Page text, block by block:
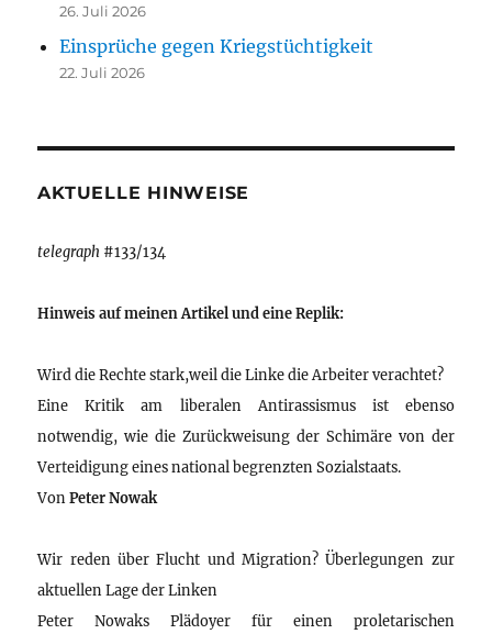
26. Juli 2026
Einsprüche gegen Kriegstüchtigkeit
22. Juli 2026
AKTUELLE HINWEISE
telegraph #133/134
Hinweis auf meinen Artikel und eine Replik:
Wird die Rechte stark,weil die Linke die Arbeiter verachtet?
Eine Kritik am liberalen Antirassismus ist ebenso
notwendig, wie die Zurückweisung der Schimäre von der
Verteidigung eines national begrenzten Sozialstaats.
VonPeter Nowak
Wir reden über Flucht und Migration? Überlegungen zur
aktuellen Lage der Linken
Peter Nowaks Plädoyer für einen proletarischen